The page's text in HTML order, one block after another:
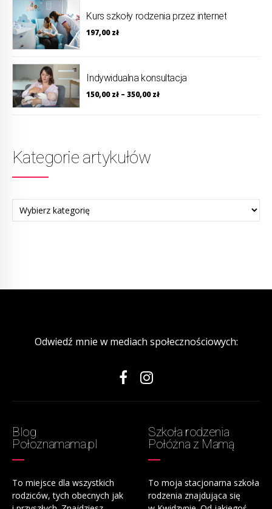
Kurs szkoły rodzenia przez internet
197,00zł
Indywidualna konsultacja
150,00zł –350,00zł
Kategorie artykułów
Odwiedź mnie w mediach społecznościowych:
Blog
Połoznamama.pl
To miejsce dla wszystkich
rodziców, tych obecnych jak
Szkoła rodzenia
Połóżna z Mamą
To moja stacjonarna szkoła
rodzenia znajdująca się